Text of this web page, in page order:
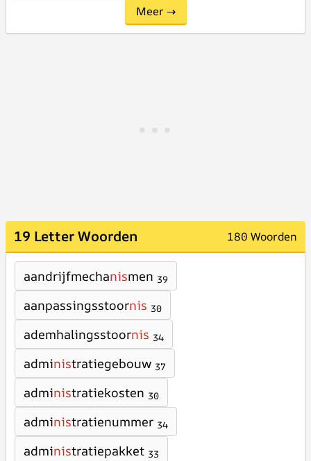
Meer →
19 Letter Woorden 180 Woorden
aandrijfmechanismen 39
aanpassingsstoornis 30
ademhalingsstoornis 34
administratiegebouw 37
administratiekosten 30
administratienummer 34
administratiepakket 33